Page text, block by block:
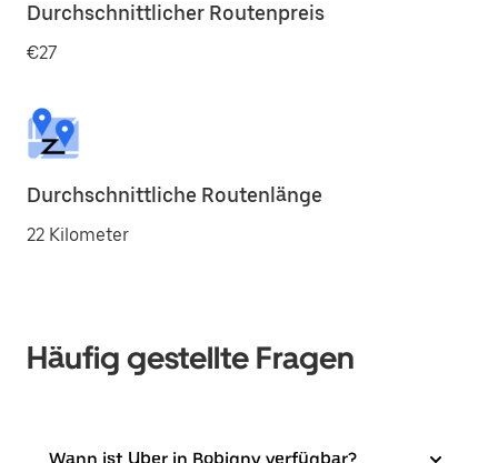
Durchschnittlicher Routenpreis
€27
Durchschnittliche Routenlänge
22 Kilometer
Häufig gestellte Fragen